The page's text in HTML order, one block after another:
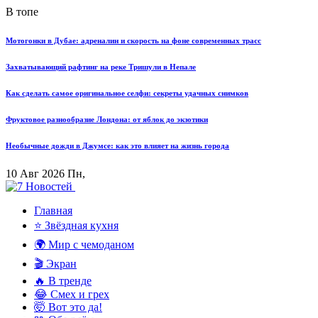
В топе
Мотогонки в Дубае: адреналин и скорость на фоне современных трасс
Захватывающий рафтинг на реке Тришули в Непале
Как сделать самое оригинальное селфи: секреты удачных снимков
Фруктовое разнообразие Лондона: от яблок до экзотики
Необычные дожди в Джумсе: как это влияет на жизнь города
10 Авг 2026 Пн,
Главная
⭐ Звёздная кухня
🌍 Мир с чемоданом
🎬 Экран
🔥 В тренде
😂 Смех и грех
🤯 Вот это да!